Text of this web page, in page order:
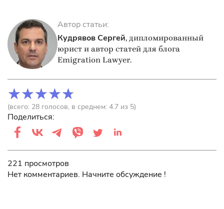
Автор статьи:
Кудрявов Сергей, дипломированный
юрист и автор статей для блога
Emigration Lawyer.
(всего: 28 голосов, в среднем: 4.7 из 5)
Поделиться:
221 просмотров
Нет комментариев. Начните обсуждение !